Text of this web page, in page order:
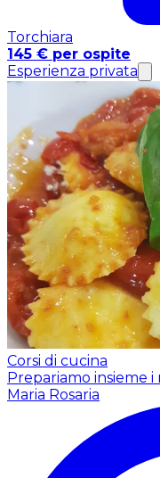
Torchiara
145 € per ospite
Esperienza privata
Corsi di cucina
Prepariamo insieme i
Maria Rosaria